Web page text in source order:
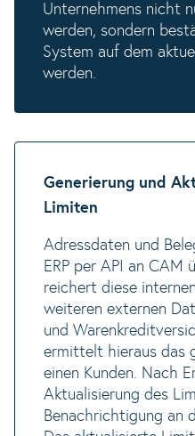
Unternehmens nicht
werden, sondern
System auf dem
werden.
Generierung und
Limiten
Adressdaten und
ERP per API an CAM
reichert diese
weiteren externen
und
ermittelt hieraus das
einen Kunden. Nach
Aktualisierung des
Benachrichtigung an